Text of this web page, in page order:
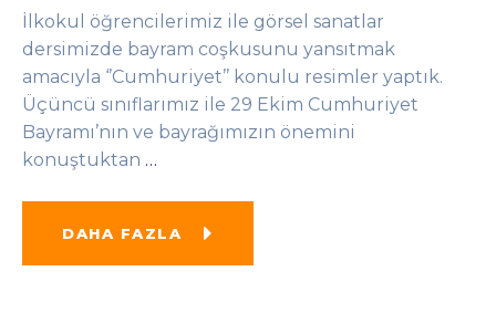
İlkokul öğrencilerimiz ile görsel sanatlar
dersimizde bayram coşkusunu yansıtmak
amacıyla ‘’Cumhuriyet’’ konulu resimler yaptık.
Üçüncü sınıflarımız ile 29 Ekim Cumhuriyet
Bayramı’nın ve bayrağımızın önemini
konuştuktan …
DAHA FAZLA